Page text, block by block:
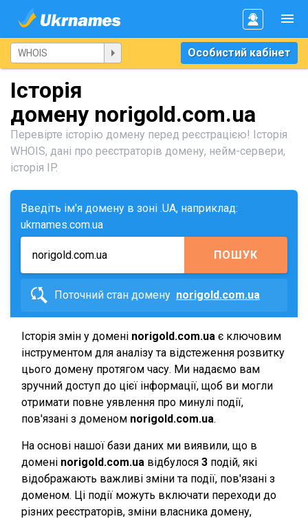
Особистий кабінет
Історія
домену norigold.com.ua
Перевірте історію домену перед реєстрацією! Історія
WHOIS, дані про реєстраторів домену, нейм-сервери,
історія IP.
Введіть ім'я домену в зоні .UA, наприклад:
ukrnames.com.ua
ПОШУК
Поточний стан домену norigold.com.ua
Історія змін у домені norigold.com.ua є ключовим
інструментом для аналізу та відстеження розвитку
цього домену протягом часу. Ми надаємо вам
зручний доступ до цієї інформації, щоб ви могли
отримати повне уявлення про минулі події,
пов'язані з доменом norigold.com.ua.
На основі нашої бази даних ми виявили, що в
домені norigold.com.ua відбулося 3 подій, які
відображають важливі зміни та події, пов'язані з
доменом. Ці події можуть включати переходи до
різних реєстраторів, зміни власника домену,